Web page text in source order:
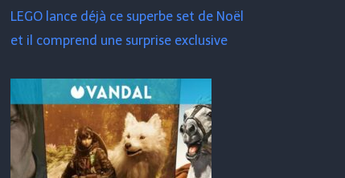
LEGO lance déjà ce superbe set de Noël
et il comprend une surprise exclusive